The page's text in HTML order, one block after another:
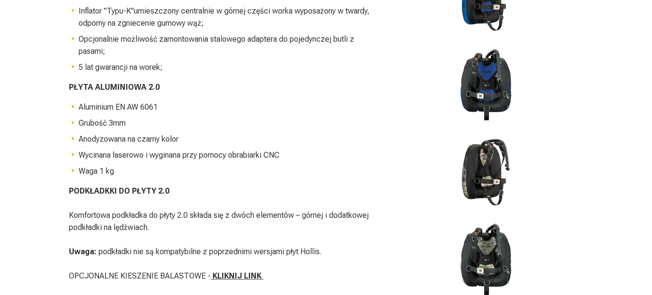
Inflator "Typu-K"umieszczony centralnie w górnej części worka wyposażony w twardy,
odporny na zgniecenie gumowy wąż;
Opcjonalnie możliwość zamontowania stalowego adaptera do pojedynczej butli z
pasami;
5 lat gwarancji na worek;
PŁYTA ALUMINIOWA 2.0
Aluminium EN AW 6061
Grubość 3mm
Anodyzowana na czarny kolor
Wycinana laserowo i wyginana przy pomocy obrabiarki CNC
Waga 1 kg
PODKŁADKKI DO PŁYTY 2.0
Komfortowa podkładka do płyty 2.0 składa się z dwóch elementów – górnej i dodatkowej
podkładki na lędźwiach.
Uwaga: podkładki nie są kompatybilne z poprzednimi wersjami płyt Hollis.
OPCJONALNE KIESZENIE BALASTOWE - KLIKNIJ LINK